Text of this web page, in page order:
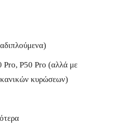
P50 Pro (αλλά με
κυρώσεων)